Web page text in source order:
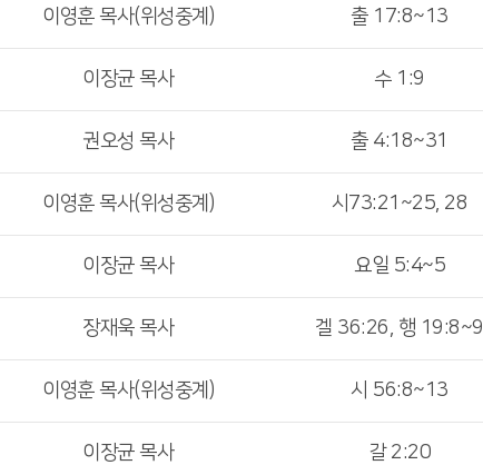
이영훈 목사(위성중계) 출 17:8~13
이장균 목사 수 1:9
권오성 목사 출 4:18~31
이영훈 목사(위성중계) 시73:21~25, 28
이장균 목사 요일 5:4~5
장재욱 목사 겔 36:26, 행 19:8~9
이영훈 목사(위성중계) 시 56:8~13
이장균 목사 갈 2:20